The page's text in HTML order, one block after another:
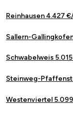
Reinhausen 4.427
Sallern-
Schwabelweis
Steinweg-
Westenviertel